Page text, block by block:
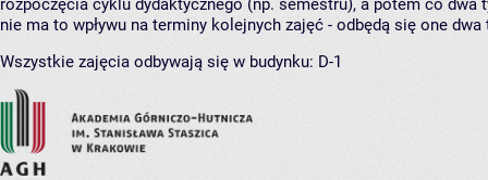
rozpoczęcia cyklu dydaktycznego (np. semestru), a potem co
nie ma to wpływu na terminy kolejnych zajęć - odbędą się one
Wszystkie zajęcia odbywają się w budynku: D-1